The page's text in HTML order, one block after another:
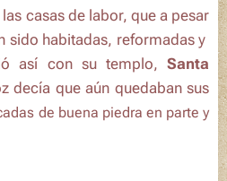
casas de labor, que a pesar
sido habitadas, reformadas y
así con su templo, Santa
decía que aún quedaban sus
de buena piedra en parte y